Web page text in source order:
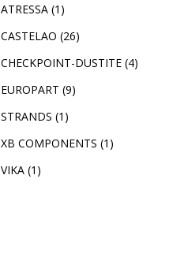
ATRESSA (1)
CASTELAO (26)
CHECKPOINT-DUSTITE (4)
EUROPART (9)
STRANDS (1)
XB COMPONENTS (1)
VIKA (1)